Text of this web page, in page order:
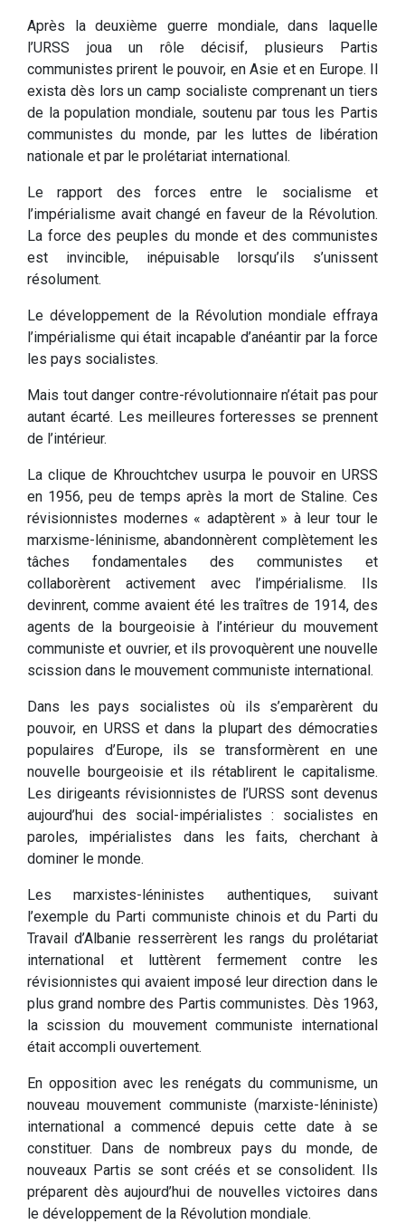
Après la deuxième guerre mondiale, dans laquelle
l’URSS joua un rôle décisif, plusieurs Partis
communistes prirent le pouvoir, en Asie et en Europe. Il
exista dès lors un camp socialiste comprenant un tiers
de la population mondiale, soutenu par tous les Partis
communistes du monde, par les luttes de libération
nationale et par le prolétariat international.
Le rapport des forces entre le socialisme et
l’impérialisme avait changé en faveur de la Révolution.
La force des peuples du monde et des communistes
est invincible, inépuisable lorsqu’ils s’unissent
résolument.
Le développement de la Révolution mondiale effraya
l’impérialisme qui était incapable d’anéantir par la force
les pays socialistes.
Mais tout danger contre-révolutionnaire n’était pas pour
autant écarté. Les meilleures forteresses se prennent
de l’intérieur.
La clique de Khrouchtchev usurpa le pouvoir en URSS
en 1956, peu de temps après la mort de Staline. Ces
révisionnistes modernes « adaptèrent » à leur tour le
marxisme-léninisme, abandonnèrent complètement les
tâches fondamentales des communistes et
collaborèrent activement avec l’impérialisme. Ils
devinrent, comme avaient été les traîtres de 1914, des
agents de la bourgeoisie à l’intérieur du mouvement
communiste et ouvrier, et ils provoquèrent une nouvelle
scission dans le mouvement communiste international.
Dans les pays socialistes où ils s’emparèrent du
pouvoir, en URSS et dans la plupart des démocraties
populaires d’Europe, ils se transformèrent en une
nouvelle bourgeoisie et ils rétablirent le capitalisme.
Les dirigeants révisionnistes de l’URSS sont devenus
aujourd’hui des social-impérialistes : socialistes en
paroles, impérialistes dans les faits, cherchant à
dominer le monde.
Les marxistes-léninistes authentiques, suivant
l’exemple du Parti communiste chinois et du Parti du
Travail d’Albanie resserrèrent les rangs du prolétariat
international et luttèrent fermement contre les
révisionnistes qui avaient imposé leur direction dans le
plus grand nombre des Partis communistes. Dès 1963,
la scission du mouvement communiste international
était accompli ouvertement.
En opposition avec les renégats du communisme, un
nouveau mouvement communiste (marxiste-léniniste)
international a commencé depuis cette date à se
constituer. Dans de nombreux pays du monde, de
nouveaux Partis se sont créés et se consolident. Ils
préparent dès aujourd’hui de nouvelles victoires dans
le développement de la Révolution mondiale.